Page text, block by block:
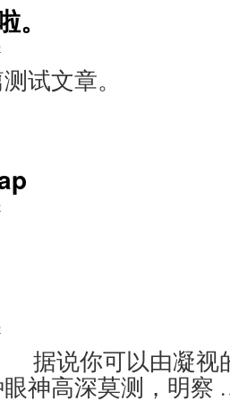
试文章。
说你可以由凝视
眼神高深莫测，明